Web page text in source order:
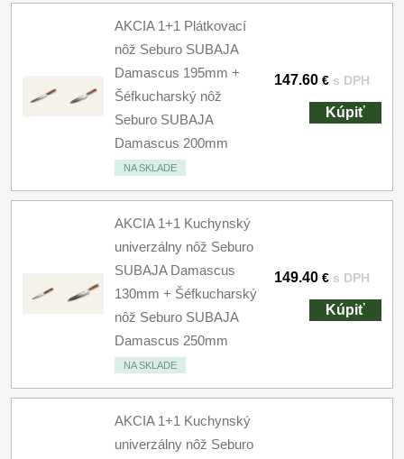
AKCIA 1+1 Plátkovací
nôž Seburo SUBAJA
Damascus 195mm +
Šéfkucharský nôž
Seburo SUBAJA
Damascus 200mm
NA SKLADE
147.60 € s DPH
Kúpiť
AKCIA 1+1 Kuchynský
univerzálny nôž Seburo
SUBAJA Damascus
130mm + Šéfkucharský
nôž Seburo SUBAJA
Damascus 250mm
NA SKLADE
149.40 € s DPH
Kúpiť
AKCIA 1+1 Kuchynský
univerzálny nôž Seburo